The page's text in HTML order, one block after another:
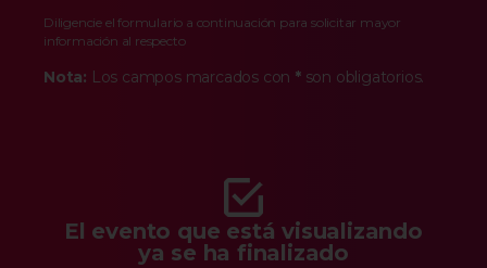
Diligencie el formulario a continuación para solicitar mayor
información al respecto
Nota: Los campos marcados con *son obligatorios.
El evento que está visualizando
ya se ha finalizado